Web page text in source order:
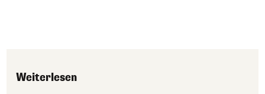
Weiterlesen